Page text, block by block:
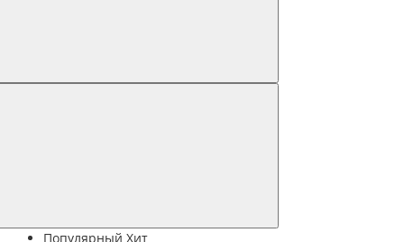
Популярный Хит